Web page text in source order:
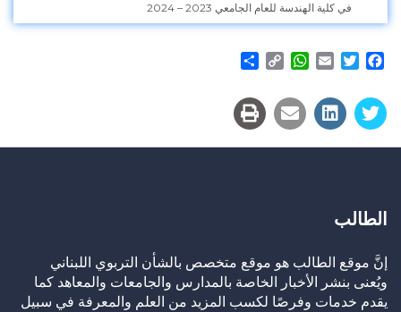
في كلية الهندسة للعام الجامعي 2023 – 2024
Facebook
Twitter
Email
WhatsApp
Copy
الطالب
إنَّ موقع الطالب هو موقع متخصص بالشأن التربوي اللبناني
ويُعنى بنشر الأخبار الخاصة بالمدارس والجامعات والمعاهد كما
يقدم خدمات وفرصًا لكسب المزيد من العلم والمعرفة في سبيل